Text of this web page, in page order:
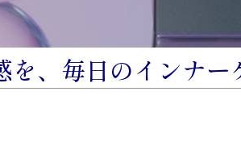
を、毎日のインナー